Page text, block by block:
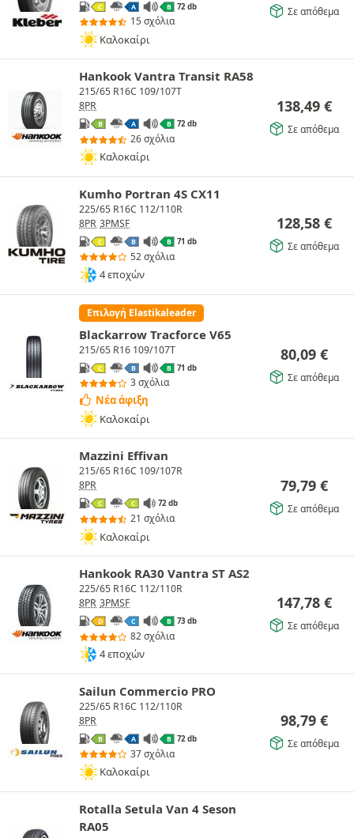
C A B 72 db
15 σχόλια
Καλοκαίρι
Σε απόθεμα
Hankook Vantra Transit RA58
215/65 R16C 109/107T
8PR
B A B 72 db
26 σχόλια
Καλοκαίρι
138,49 €
Σε απόθεμα
Kumho Portran 4S CX11
225/65 R16C 112/110R
8PR 3PMSF
C B B 71 db
52 σχόλια
4 εποχών
128,58 €
Σε απόθεμα
Επιλογή Elastikaleader
Blackarrow Tracforce V65
215/65 R16 109/107T
C B B 71 db
3 σχόλια
Νέα άφιξη
Καλοκαίρι
80,09 €
Σε απόθεμα
Mazzini Effivan
215/65 R16C 109/107R
8PR
C C 72 db
21 σχόλια
Καλοκαίρι
79,79 €
Σε απόθεμα
Hankook RA30 Vantra ST AS2
225/65 R16C 112/110R
8PR 3PMSF
D C B 73 db
82 σχόλια
4 εποχών
147,78 €
Σε απόθεμα
Sailun Commercio PRO
225/65 R16C 112/110R
8PR
B A B 72 db
37 σχόλια
Καλοκαίρι
98,79 €
Σε απόθεμα
Rotalla Setula Van 4 Seson
RA05